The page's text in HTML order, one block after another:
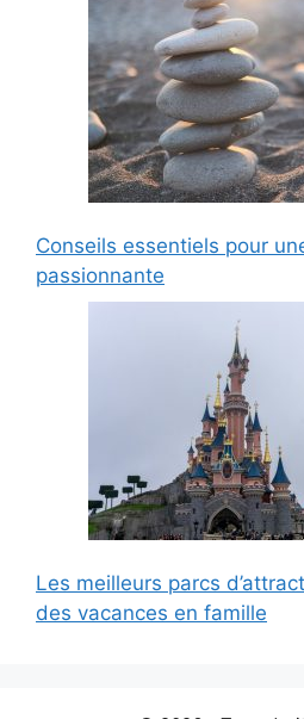
Conseils essentiels pour
passionnante
Les meilleurs parcs
des vacances en famille